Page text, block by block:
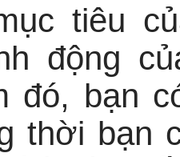
tiêu
động
đó, bạn
thời bạn